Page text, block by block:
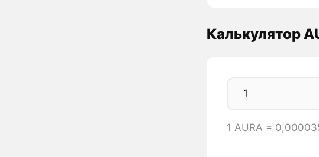
Калькулятор
1 AURA =